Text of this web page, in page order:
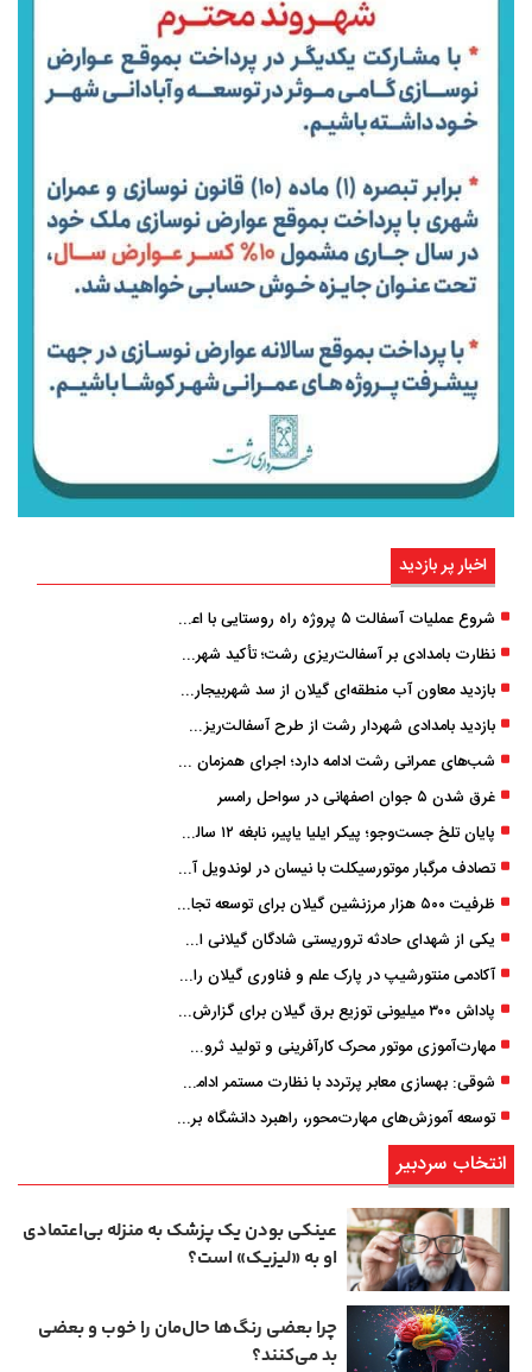
اخبار پر بازدید
شروع عملیات آسفالت ۵ پروژه راه ‌روستایی با اعتبار ۳۷۰ میلیاردی در گیلان
نظارت بامدادی بر آسفالت‌ریزی رشت؛ تأکید شهردار و بازرس کل بر کیفیت اجرای پروژه‌ها
بازدید معاون آب منطقه‌ای گیلان از سد شهربیجار برای تداوم تأمین آب شرب استان
بازدید بامدادی شهردار رشت از طرح آسفالت‌ریزی گسترده در مناطق پنج‌گانه
شب‌های عمرانی رشت ادامه دارد؛ اجرای همزمان آسفالت‌ریزی در پنج منطقه شهری
غرق شدن ۵ جوان اصفهانی در سواحل رامسر
پایان تلخ جست‌وجو؛ پیکر ایلیا یاپیر، نابغه ۱۲ ساله لاهیجانی پیدا شد
تصادف مرگبار موتورسیکلت با نیسان در لوندویل آستارا/ انتقال مصدوم با اورژانس هوایی به رشت
ظرفیت ۵۰۰ هزار مرزنشین گیلان برای توسعه تجارت فعال می‌شود
یکی از شهدای حادثه تروریستی شادگان گیلانی است/ شهادت «سینا سیاه‌ نژاد» در درگیری با اشرار مسلح
آکادمی منتورشیپ در پارک علم و فناوری گیلان راه‌اندازی شد
پاداش ۳۰۰ میلیونی توزیع برق گیلان برای گزارش ماینرهای غیرمجاز
مهارت‌آموزی موتور محرک کارآفرینی و تولید ثروت است
شوقی: بهسازی معابر پرتردد با نظارت مستمر ادامه دارد
توسعه آموزش‌های مهارت‌محور، راهبرد دانشگاه برای تربیت نیروی متخصص است
انتخاب سردبیر
عینکی‌ بودن یک پزشک به منزله بی‌اعتمادی
او به «لیزیک» است؟
چرا بعضی رنگ‌ها حال‌مان را خوب و بعضی
بد می‌کنند؟